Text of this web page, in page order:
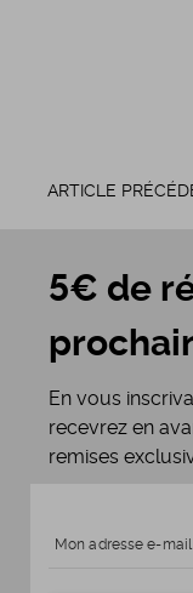
ARTICLE
5€ de
En vous
recevrez en
remises
Mon adresse e-mail